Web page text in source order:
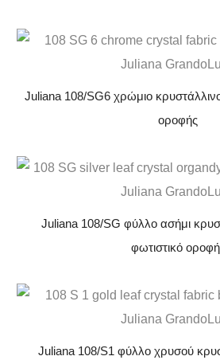
Juliana 108/SG6 χρώμιο
οροφής
Juliana 108/SG φύλλο ασήμι
φωτιστικό
Juliana 108/S1 φύλλο χρυσού